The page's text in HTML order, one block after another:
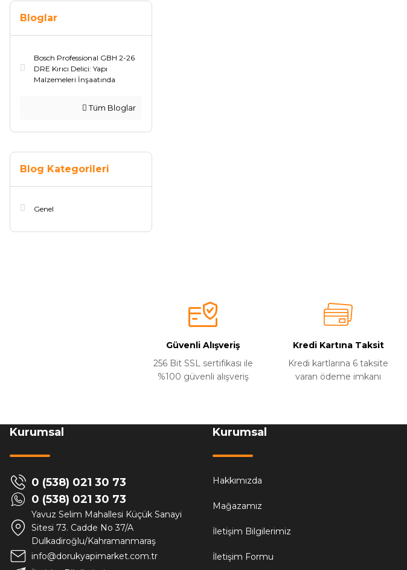
Bloglar
Bosch Professional GBH 2-26
DRE Kırıcı Delici: Yapı
Malzemeleri İnşaatında
Tüm Bloglar
Blog Kategorileri
Genel
Güvenli Alışveriş
256 Bit SSL sertifikası ile
%100 güvenli alışveriş
Kredi Kartına Taksit
Kredi kartlarına 6 taksite
varan ödeme imkanı
Kurumsal
0 (538) 021 30 73
0 (538) 021 30 73
Yavuz Selim Mahallesi Küçük Sanayi
Sitesi 73. Cadde No 37/A
Dulkadiroğlu/Kahramanmaraş
info@dorukyapimarket.com.tr
Kurumsal
Hakkımızda
Mağazamız
İletişim Bilgilerimiz
İletişim Formu